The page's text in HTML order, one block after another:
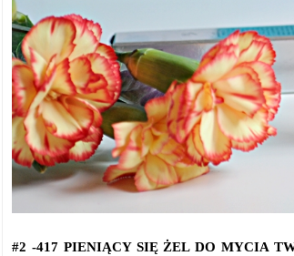
#2 -417 PIENIĄCY SIĘ ŻEL DO MYCIA